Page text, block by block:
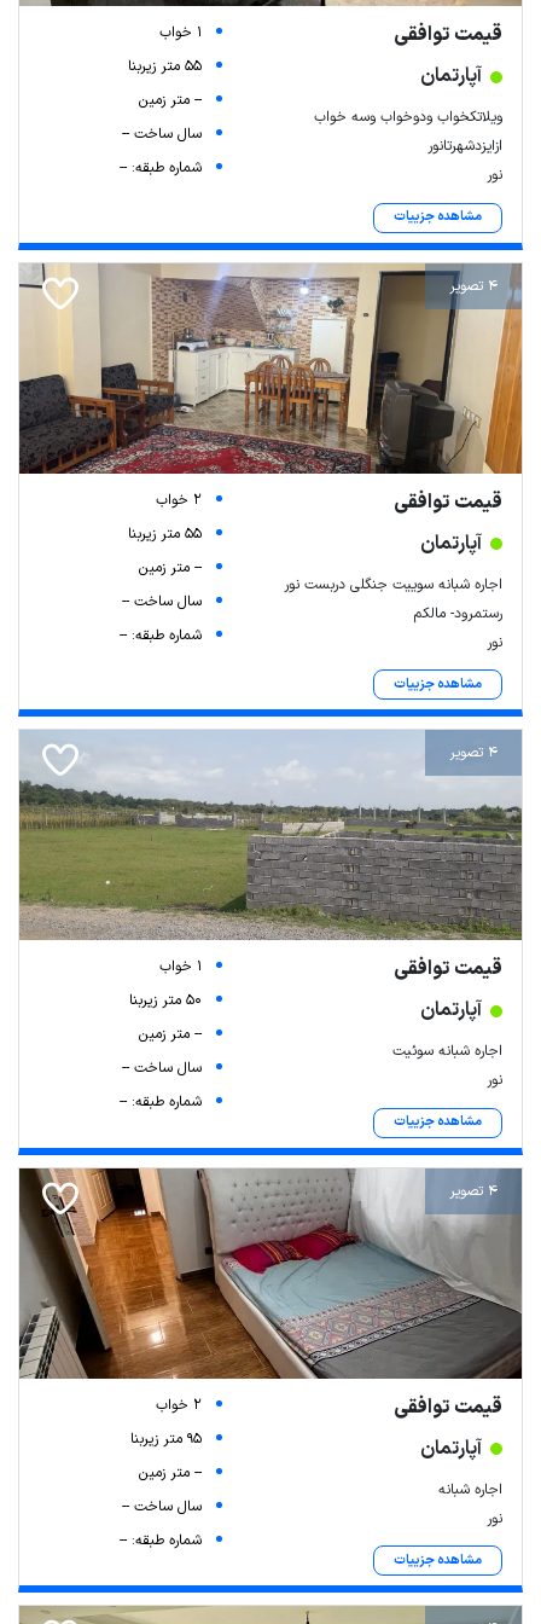
قیمت توافقی
آپارتمان
ویلاتکخواب ودوخواب وسه خواب
ازایزدشهرتانور
نور
مشاهده جزییات
1 خواب
55 متر زیربنا
-- متر زمین
سال ساخت --
شماره طبقه: --
4 تصویر
قیمت توافقی
آپارتمان
اجاره شبانه سوییت جنگلی دربست نور
رستمرود- مالکم
نور
مشاهده جزییات
2 خواب
55 متر زیربنا
-- متر زمین
سال ساخت --
شماره طبقه: --
4 تصویر
قیمت توافقی
آپارتمان
اجاره شبانه سوئیت
نور
مشاهده جزییات
1 خواب
50 متر زیربنا
-- متر زمین
سال ساخت --
شماره طبقه: --
4 تصویر
قیمت توافقی
آپارتمان
اجاره شبانه
نور
مشاهده جزییات
2 خواب
95 متر زیربنا
-- متر زمین
سال ساخت --
شماره طبقه: --